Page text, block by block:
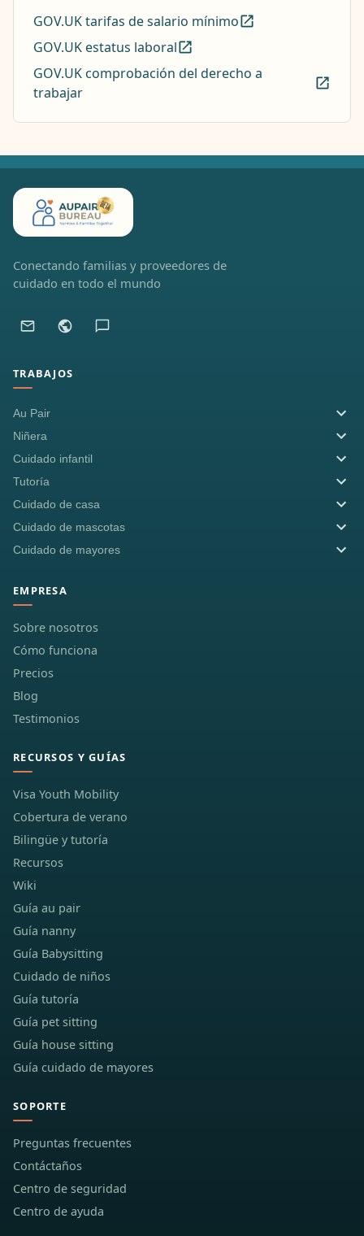
GOV.UK tarifas de salario mínimo
GOV.UK estatus laboral
GOV.UK comprobación del derecho a
trabajar
Conectando familias y proveedores de
cuidado en todo el mundo
TRABAJOS
Au Pair
Niñera
Cuidado infantil
Tutoría
Cuidado de casa
Cuidado de mascotas
Cuidado de mayores
EMPRESA
Sobre nosotros
Cómo funciona
Precios
Blog
Testimonios
RECURSOS Y GUÍAS
Visa Youth Mobility
Cobertura de verano
Bilingüe y tutoría
Recursos
Wiki
Guía au pair
Guía nanny
Guía Babysitting
Cuidado de niños
Guía tutoría
Guía pet sitting
Guía house sitting
Guía cuidado de mayores
SOPORTE
Preguntas frecuentes
Contáctaños
Centro de seguridad
Centro de ayuda